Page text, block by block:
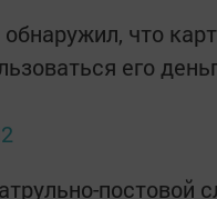
что
его